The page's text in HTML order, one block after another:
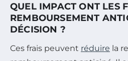
QUEL IMPACT ONT LES
REMBOURSEMENT
DÉCISION ?
Ces frais peuvent réduire la